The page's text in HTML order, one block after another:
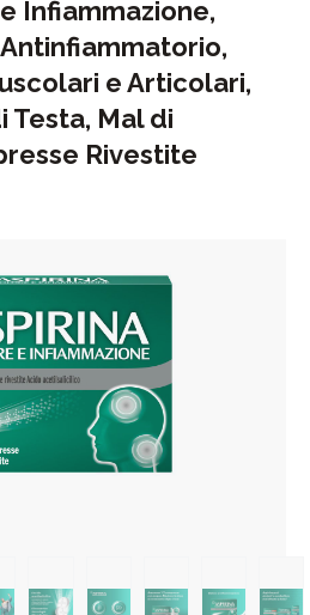
Infiammazione,
e Articolari,
Testa, Mal di
Rivestite